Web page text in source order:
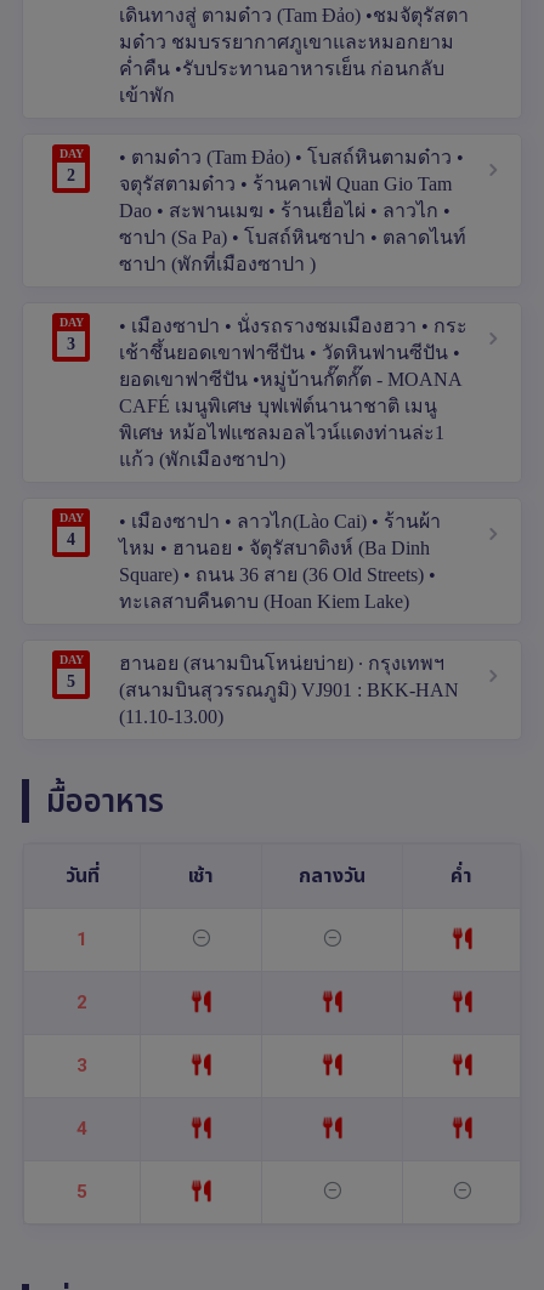
เดินทางสู่ ตามด๋าว (Tam Đảo) •ชมจัตุรัสตา
มด๋าว ชมบรรยากาศภูเขาและหมอกยาม
ค่ำคืน •รับประทานอาหารเย็น ก่อนกลับ
เข้าพัก
DAY
2
• ตามด๋าว (Tam Đảo) • โบสถ์หินตามด๋าว •
จตุรัสตามด๋าว • ร้านคาเฟ่ Quan Gio Tam
Dao • สะพานเมฆ • ร้านเยื่อไผ่ • ลาวไก •
ซาปา (Sa Pa) • โบสถ์หินซาปา • ตลาดไนท์
ซาปา (พักที่เมืองซาปา )
DAY
3
• เมืองซาปา • นั่งรถรางชมเมืองฮวา • กระ
เช้าชึ้นยอดเขาฟาซีปัน • วัดหินฟานซีปัน •
ยอดเขาฟาซีปัน •หมู่บ้านกั๊ตกั๊ต - MOANA
CAFÉ เมนูพิเศษ บุฟเฟ่ต์นานาชาติ เมนู
พิเศษ หม้อไฟแซลมอลไวน์แดงท่านล่ะ1
แก้ว (พักเมืองซาปา)
DAY
4
• เมืองซาปา • ลาวไก(Lào Cai) • ร้านผ้า
ไหม • ฮานอย • จัตุรัสบาดิงห์ (Ba Dinh
Square) • ถนน 36 สาย (36 Old Streets) •
ทะเลสาบคืนดาบ (Hoan Kiem Lake)
DAY
5
ฮานอย (สนามบินโหน่ยบ่าย) ∙ กรุงเทพฯ
(สนามบินสุวรรณภูมิ) VJ901 : BKK-HAN
(11.10-13.00)
มื้ออาหาร
วันที่ เช้า กลางวัน ค่ำ
1
2
3
4
5